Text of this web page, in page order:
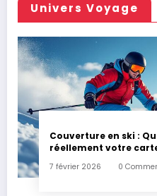
Univers Voyage
Couverture en ski :
réellement votre
7 février 2026 0